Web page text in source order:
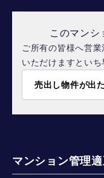
このマンシ
ご所有の皆様へ営
いただけますといち
売出し物件が出
マンション管理